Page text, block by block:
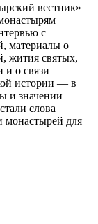
вестник»
с
материалы о
жития святых,
и о связи
истории — в
и значении
слова
монастырей для